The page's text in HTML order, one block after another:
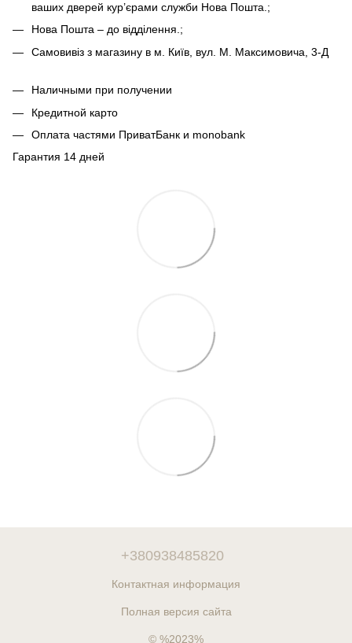
ваших дверей кур’єрами служби Нова Пошта.;
Нова Пошта – до відділення.;
Самовивіз з магазину в м. Київ, вул. М. Максимовича, 3-Д
Наличными при получении
Кредитной карто
Оплата частями ПриватБанк и monobank
Гарантия 14 дней
+380938485820
Контактная информация
Полная версия сайта
© %2023%